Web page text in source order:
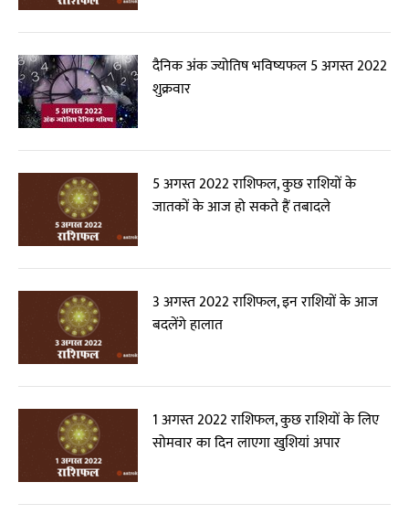
दैनिक अंक ज्योतिष भविष्यफल 5 अगस्त 2022
शुक्रवार
5 अगस्त 2022 राशिफल, कुछ राशियों के
जातकों के आज हो सकते हैं तबादले
3 अगस्त 2022 राशिफल, इन राशियों के आज
बदलेंगे हालात
1 अगस्त 2022 राशिफल, कुछ राशियों के लिए
सोमवार का दिन लाएगा खुशियां अपार